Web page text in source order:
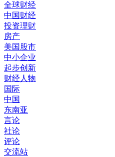
全球财经
中国财经
投资理财
房产
美国股市
中小企业
起步创新
财经人物
国际
中国
东南亚
言论
社论
评论
交流站